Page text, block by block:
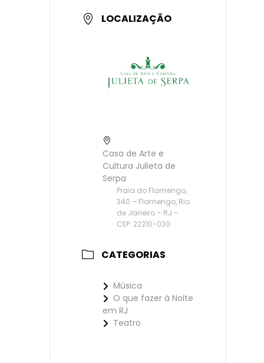
LOCALIZAÇÃO
Casa de Arte e
Cultura Julieta de
Serpa
Praia do Flamengo,
340 – Flamengo, Rio
de Janeiro – RJ –
CEP: 22210-030
CATEGORIAS
Música
O que fazer à Noite
em RJ
Teatro